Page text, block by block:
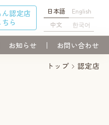
ん認定店
ちら
日本語
English
中文
한국어
お知らせ お問い合わせ
トップ 認定店